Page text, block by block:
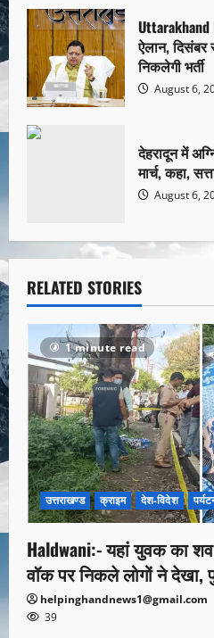
Uttarakhand
ऐलान,
निकलेगी भर्ती
August 6,
देहरादून में
मार्च, कहा,
August 6,
RELATED STORIES
1 minute read
उत्तराखण्ड क्राइम देश-विदेश
Haldwani:- यहां युवक का शव
वॉक पर निकले लोगों ने
helpinghandnews1@gmail.com
39